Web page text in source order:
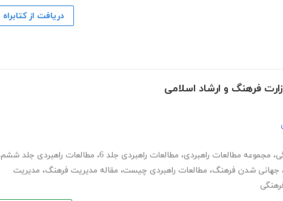
دریافت از کتابراه
فرهنگ و ارشاد اسلامی
، مجموعه مطالعات راهبردی، مطالعات راهبردی جلد 6 ، مطالعات راهبردی جلد ششم
جهانی شدن فرهنگ، مطالعات راهبردی چیست، مقاله مدیریت فرهنگ، مدیریت